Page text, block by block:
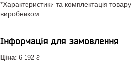
*Характеристики та комплектація
виробником.
Інформація для замовлення
Ціна: 6 192 ₴